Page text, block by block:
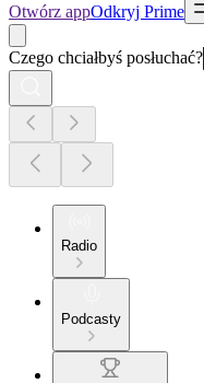
Otwórz appOdkryj Prime
Czego chciałbyś posłuchać?
Radio
Podcasty